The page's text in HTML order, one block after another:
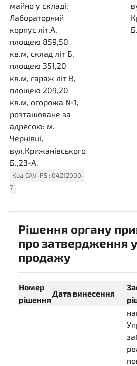
майно у складі:
Лабораторний
корпус літ.А,
площею 859,50
кв.м, склад літ Б,
площею 351,20
кв.м, гараж літ В,
площею 209,20
кв.м, огорожа №1,
розташоване за
адресою: м.
Чернівці,
вул.Крижанівського
Б.,23-А.
Код CAV-PS : 04212000-
7
Рішення органу
про затвердження
продажу
Номер
рішення
Дата винесення